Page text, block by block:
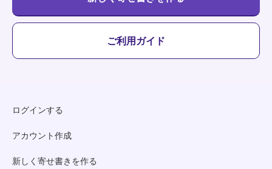
ご利用ガイド
ログインする
アカウント作成
新しく寄せ書きを作る